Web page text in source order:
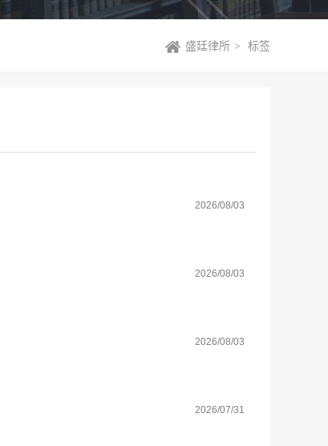
盛廷律所 > 标签
2026/08/03
2026/08/03
2026/08/03
2026/07/31